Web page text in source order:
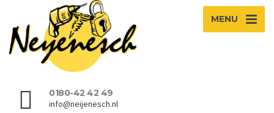
MENU
0180-42 42 49
info@neijenesch.nl